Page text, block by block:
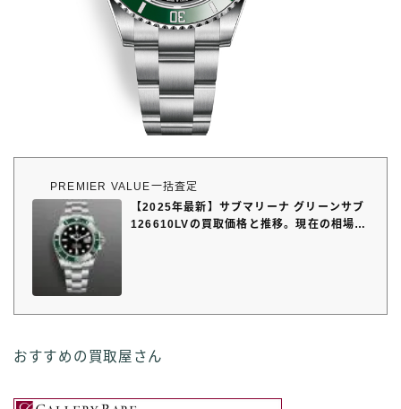
PREMIER VALUE一括査定
【2025年最新】サブマリーナ グリーンサブ
126610LVの買取価格と推移。現在の相場
おすすめの買取屋さん